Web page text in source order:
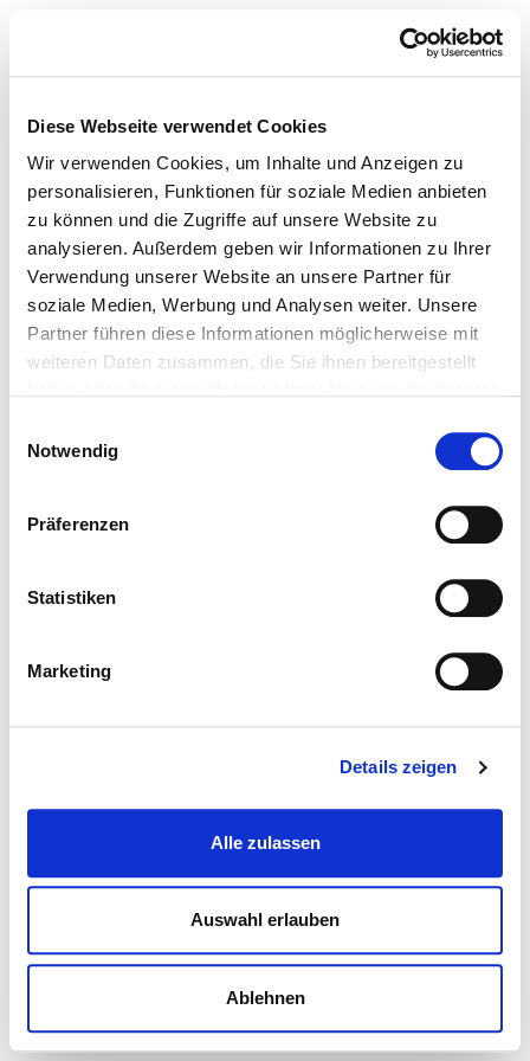
Diese Webseite verwendet Cookies
Wir verwenden Cookies, um Inhalte und Anzeigen zu
personalisieren, Funktionen für soziale Medien anbieten
zu können und die Zugriffe auf unsere Website zu
analysieren. Außerdem geben wir Informationen zu Ihrer
Verwendung unserer Website an unsere Partner für
soziale Medien, Werbung und Analysen weiter. Unsere
Partner führen diese Informationen möglicherweise mit
weiteren Daten zusammen, die Sie ihnen bereitgestellt
Notwendig
Präferenzen
Statistiken
Marketing
Details zeigen
Alle zulassen
Auswahl erlauben
Ablehnen